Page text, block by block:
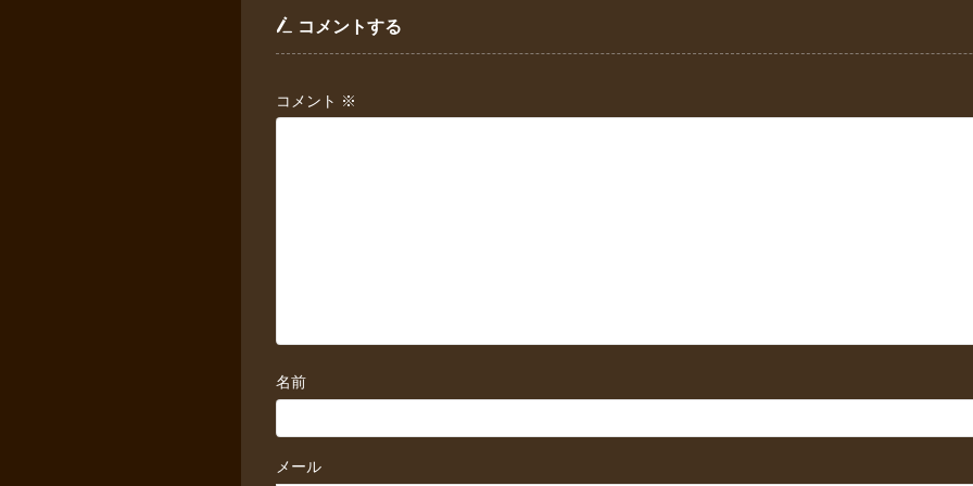
コメントする
コメント ※
名前
メール